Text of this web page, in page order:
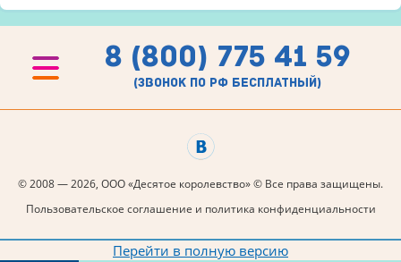
8 (800) 775 41 59
(звонок по рф бесплатный)
© 2008 — 2026, ООО «Десятое королевство» © Все права защищены.
Пользовательское соглашение и политика конфиденциальности
Перейти в полную версию